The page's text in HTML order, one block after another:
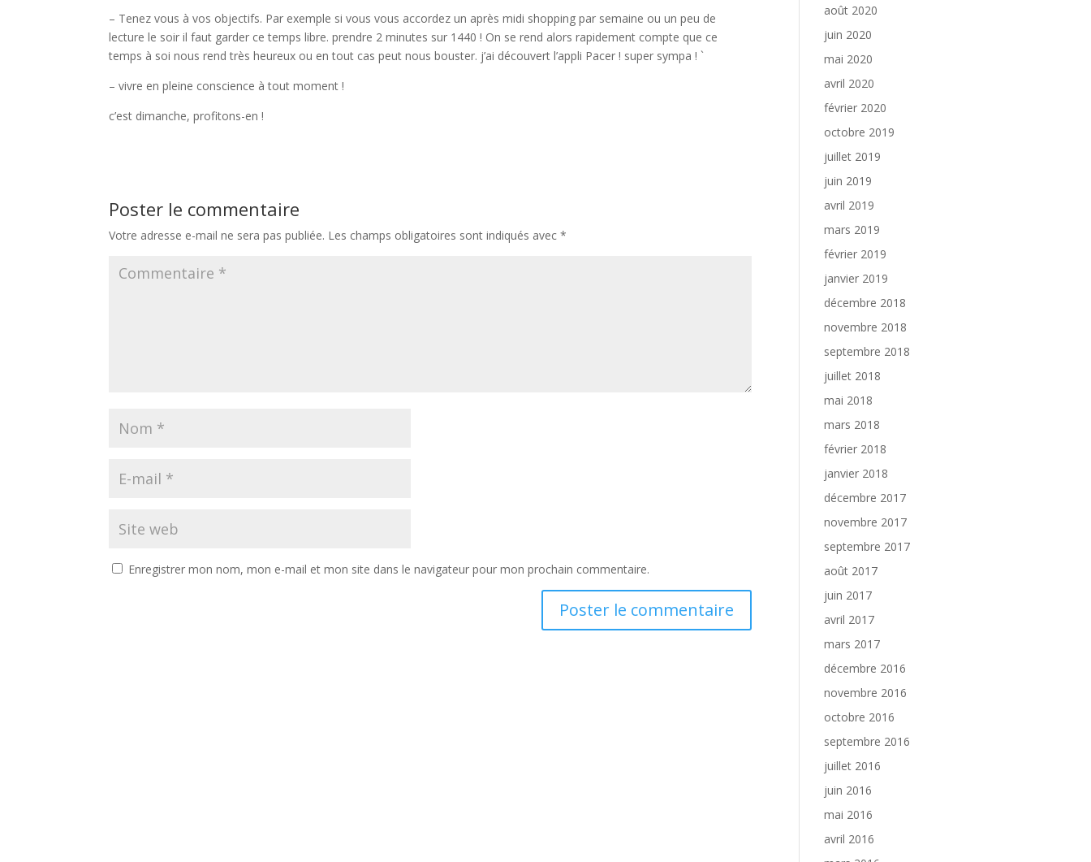
– Tenez vous à vos objectifs. Par exemple si vous vous accordez un après midi shopping par semaine ou un peu de
lecture le soir il faut garder ce temps libre. prendre 2 minutes sur 1440 ! On se rend alors rapidement compte que ce
temps à soi nous rend très heureux ou en tout cas peut nous bouster. j’ai découvert l’appli Pacer ! super sympa ! `
– vivre en pleine conscience à tout moment !
c’est dimanche, profitons-en !
Poster le commentaire
Votre adresse e-mail ne sera pas publiée. Les champs obligatoires sont indiqués avec*
Enregistrer mon nom, mon e-mail et mon site dans le navigateur pour mon prochain commentaire.
août 2020
juin 2020
mai 2020
avril 2020
février 2020
octobre 2019
juillet 2019
juin 2019
avril 2019
mars 2019
février 2019
janvier 2019
décembre 2018
novembre 2018
septembre 2018
juillet 2018
mai 2018
mars 2018
février 2018
janvier 2018
décembre 2017
novembre 2017
septembre 2017
août 2017
juin 2017
avril 2017
mars 2017
décembre 2016
novembre 2016
octobre 2016
septembre 2016
juillet 2016
juin 2016
mai 2016
avril 2016